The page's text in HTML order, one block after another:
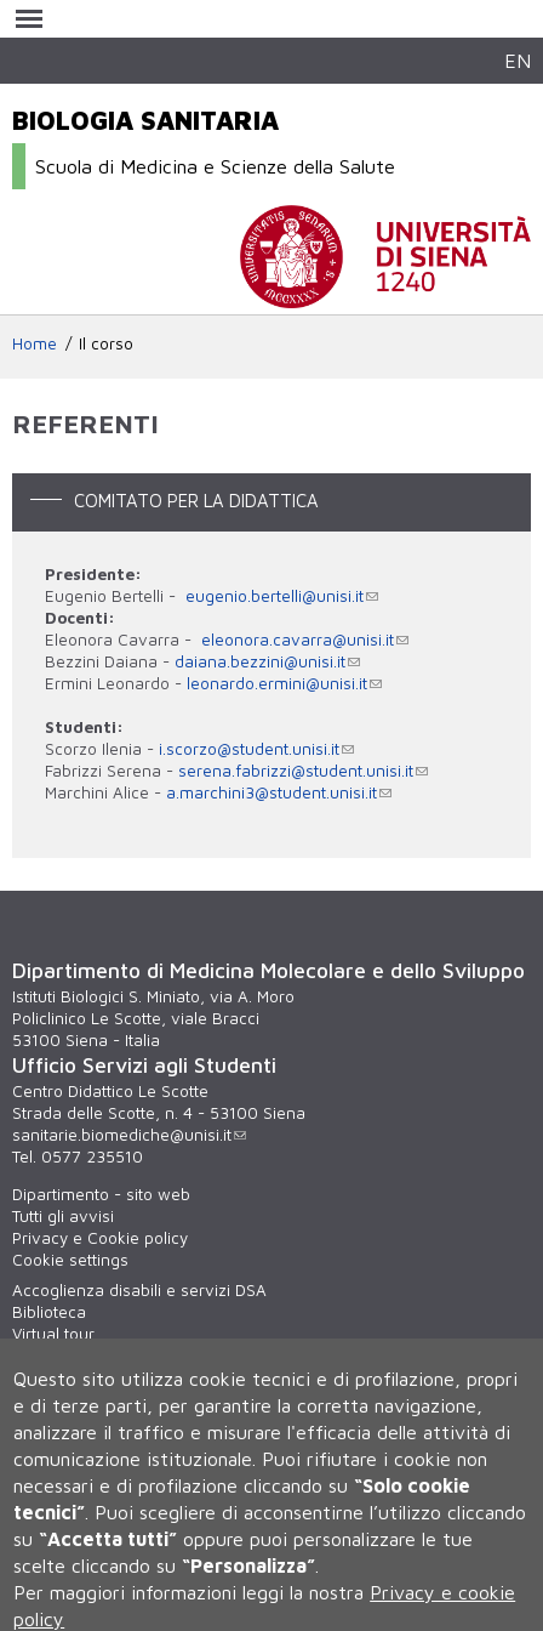
contenuto
EN
BIOLOGIA SANITARIA
Scuola di Medicina e Scienze della Salute
Home Il corso
REFERENTI
COMITATO PER LA DIDATTICA
Presidente:
Eugenio Bertelli - eugenio.bertelli@unisi.it
Docenti:
Eleonora Cavarra - eleonora.cavarra@unisi.it
Bezzini Daiana - daiana.bezzini@unisi.it
Ermini Leonardo - leonardo.ermini@unisi.it
Studenti:
Scorzo Ilenia - i.scorzo@student.unisi.it
Fabrizzi Serena - serena.fabrizzi@student.unisi.it
Marchini Alice - a.marchini3@student.unisi.it
Dipartimento di Medicina Molecolare e dello Sviluppo
Istituti Biologici S. Miniato, via A. Moro
Policlinico Le Scotte, viale Bracci
53100 Siena - Italia
Ufficio Servizi agli Studenti
Centro Didattico Le Scotte
Strada delle Scotte, n. 4 - 53100 Siena
sanitarie.biomediche@unisi.it
Tel. 0577 235510
Dipartimento - sito web
Tutti gli avvisi
Privacy e Cookie policy
Cookie settings
Accoglienza disabili e servizi DSA
Biblioteca
Virtual tour
Università degli Studi di Siena
Rettorato, via Banchi di Sotto 55, 53100 Siena ITALIA
P.IVA 00273530527 | C.F. 80002070524 | Caselle Pec:Posta
Elettronica Certificata
Questo sito utilizza cookie tecnici e di profilazione, propri
e di terze parti, per garantire la corretta navigazione,
analizzare il traffico e misurare l'efficacia delle attività di
comunicazione istituzionale. Puoi rifiutare i cookie non
necessari e di profilazione cliccando su “Solo cookie
tecnici” Puoi scegliere di acconsentirne l’utilizzo cliccando
su “Accetta tutti” oppure puoi personalizzare le tue
scelte cliccando su “Personalizza”
Per maggiori informazioni leggi la nostra Privacy e cookie
policy